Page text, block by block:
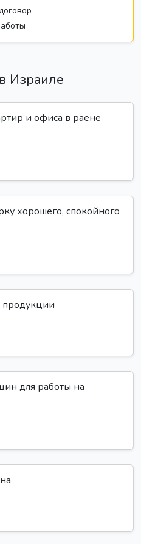
Израиле
и офиса в раене
хорошего, спокойного
продукции
для работы на